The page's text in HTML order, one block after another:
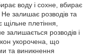
воду і сохне, вбирає
Не залишає розводів та
плетіння,
залишається розводів і
укорочена, що
та виникнення